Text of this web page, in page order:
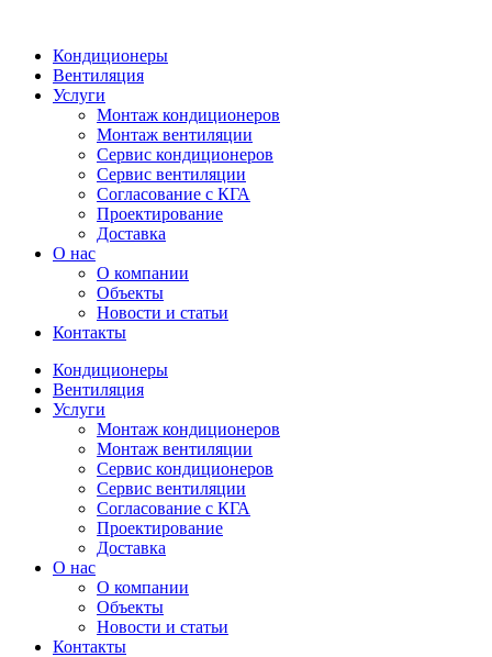
Кондиционеры
Вентиляция
Услуги
Монтаж кондиционеров
Монтаж вентиляции
Сервис кондиционеров
Сервис вентиляции
Согласование с КГА
Проектирование
Доставка
О нас
О компании
Объекты
Новости и статьи
Контакты
Кондиционеры
Вентиляция
Услуги
Монтаж кондиционеров
Монтаж вентиляции
Сервис кондиционеров
Сервис вентиляции
Согласование с КГА
Проектирование
Доставка
О нас
О компании
Объекты
Новости и статьи
Контакты